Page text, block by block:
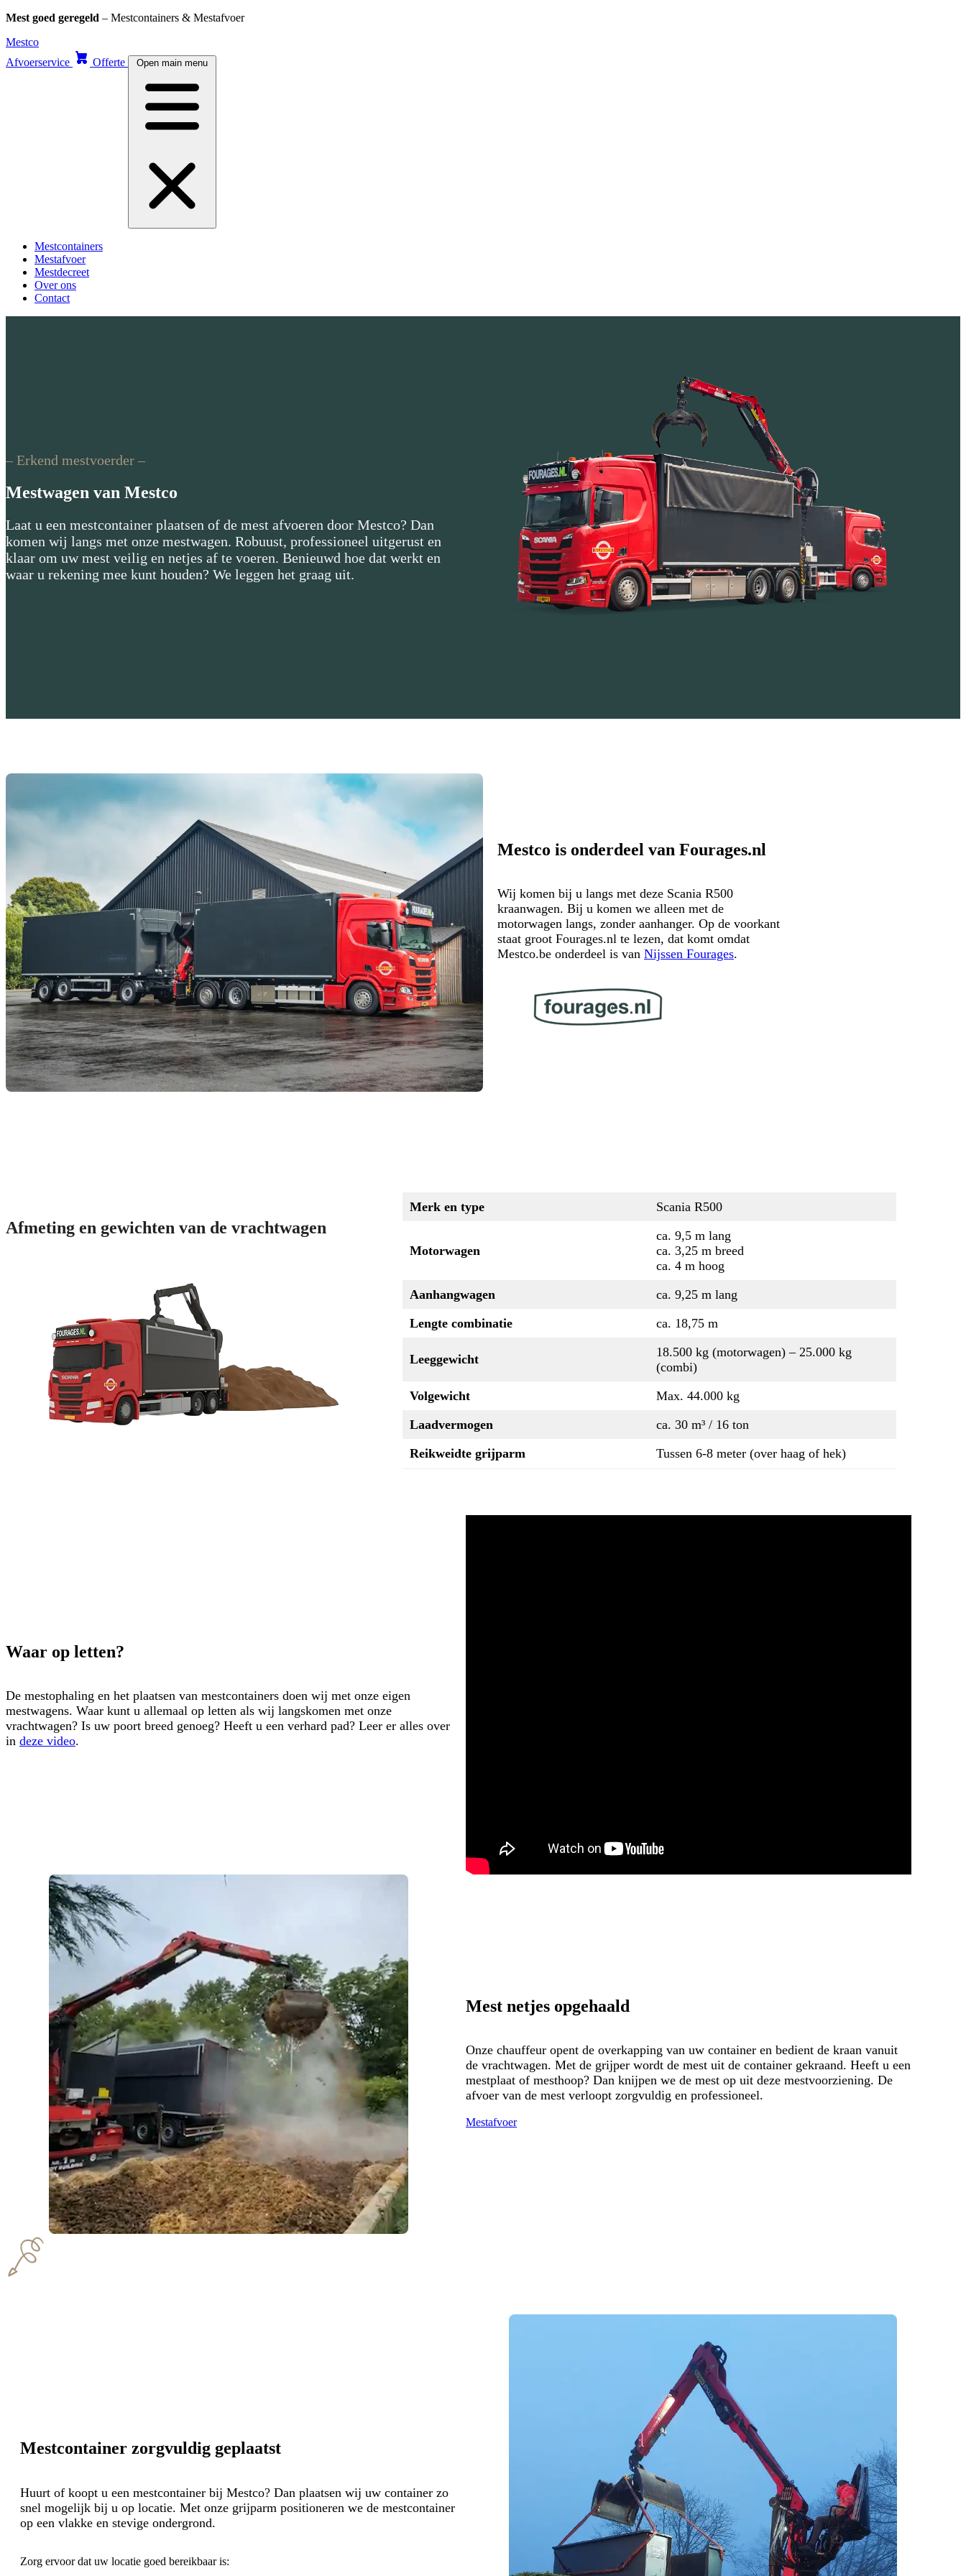
Mest goed geregeld – Mestcontainers & Mestafvoer
Skip
content
Mestco
Afvoerservice
Offerte Open main menu
Mestcontainers
Mestafvoer
Mestdecreet
Over ons
Contact
– Erkend mestvoerder –
Mestwagen van Mestco
Laat u een mestcontainer plaatsen of de mest afvoeren door Mestco? Dan
komen wij langs met onze mestwagen. Robuust, professioneel uitgerust en
klaar om uw mest veilig en netjes af te voeren. Benieuwd hoe dat werkt en
waar u rekening mee kunt houden? We leggen het graag uit.
Mestco is onderdeel van Fourages.nl
Wij komen bij u langs met deze Scania R500
kraanwagen. Bij u komen we alleen met de
motorwagen langs, zonder aanhanger. Op de voorkant
staat groot Fourages.nl te lezen, dat komt omdat
Mestco.be onderdeel is van Nijssen Fourages.
Afmeting en gewichten van de vrachtwagen
Merk en type Scania R500
Motorwagen
ca. 9,5 m lang
ca. 3,25 m breed
ca. 4 m hoog
Aanhangwagen
ca. 9,25 m lang
Lengte combinatie
ca. 18,75 m
Leeggewicht
18.500 kg (motorwagen) – 25.000 kg
(combi)
Volgewicht
Max. 44.000 kg
Laadvermogen
ca. 30 m³ / 16 ton
Reikweidte grijparm
Tussen 6-8 meter (over haag of hek)
Waar op letten?
De mestophaling en het plaatsen van mestcontainers doen wij met onze eigen
mestwagens. Waar kunt u allemaal op letten als wij langskomen met onze
vrachtwagen? Is uw poort breed genoeg? Heeft u een verhard pad? Leer er alles over
in deze video.
Mest netjes opgehaald
Onze chauffeur opent de overkapping van uw container en bedient de kraan vanuit
de vrachtwagen. Met de grijper wordt de mest uit de container gekraand. Heeft u een
mestplaat of mesthoop? Dan knijpen we de mest op uit deze mestvoorziening. De
afvoer van de mest verloopt zorgvuldig en professioneel.
Mestafvoer
Mestcontainer zorgvuldig geplaatst
Huurt of koopt u een mestcontainer bij Mestco? Dan plaatsen wij uw container zo
snel mogelijk bij u op locatie. Met onze grijparm positioneren we de mestcontainer
op een vlakke en stevige ondergrond.
Zorg ervoor dat uw locatie goed bereikbaar is: